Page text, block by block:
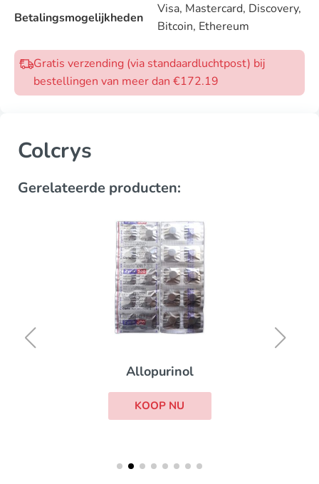
Betalingsmogelijkheden
Visa, Mastercard, Discovery,
Bitcoin, Ethereum
Gratis verzending (via standaardluchtpost) bij
bestellingen van meer dan €172.19
Colcrys
Gerelateerde producten:
Allopurinol
KOOP NU